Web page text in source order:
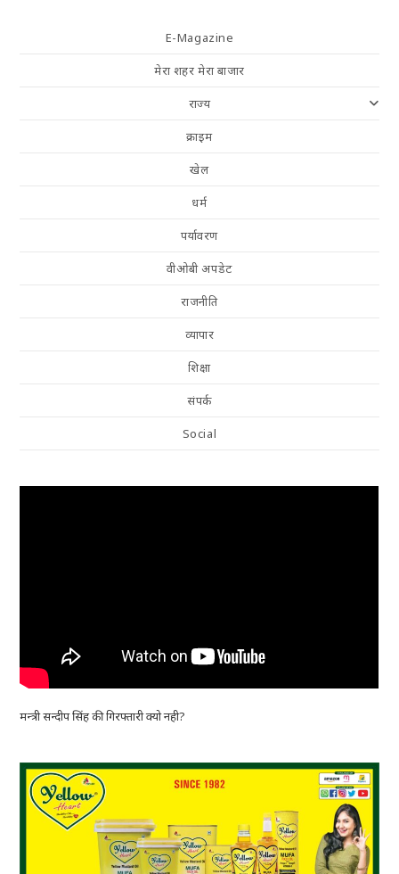
E-Magazine
मेरा शहर मेरा बाजार
राज्य
क्राइम
खेल
धर्म
पर्यावरण
वीओबी अपडेट
राजनीति
व्यापार
शिक्षा
संपर्क
Social
मन्त्री सन्दीप सिंह की गिरफ्तारी क्यो नही?